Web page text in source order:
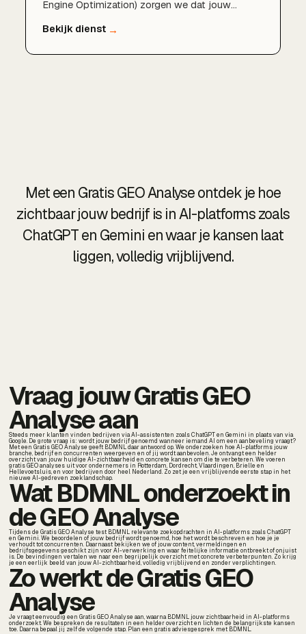
Engine Optimization) zorgen we dat jouw
antwoorden, zodat je meer klanten in je stoel
Met een Gratis GEO Analyse ontdek je hoe
zichtbaar jouw bedrijf is in AI-platforms zoals
ChatGPT en Gemini en waar je kansen laat
liggen, volledig vrijblijvend.
Vraag jouw Gratis GEO
Analyse aan
Steeds meer klanten vinden bedrijven via AI-assistenten zoals ChatGPT en Gemini in plaats van via
Google. De grote vraag is: wordt jouw bedrijf genoemd wanneer iemand AI om een aanbeveling vraagt?
Met een Gratis GEO Analyse geeft BDMNL daar antwoord op. We onderzoeken hoe AI-platforms jouw
branche, bedrijf en concurrenten weergeven en of jij wordt aanbevolen. Je ontvangt een helder
overzicht van jouw huidige AI-zichtbaarheid en concrete kansen om die te verbeteren. We voeren
gratis GEO analyses uit voor ondernemers in Rotterdam, Dordrecht, Vlaardingen, Brielle en
Hellevoetsluis, en voor bedrijven door heel Nederland. Zo zet je een vrijblijvende eerste stap in het
nieuwe AI-gedreven zoeklandschap.
Wat BDMNL onderzoekt in
de GEO Analyse
Tijdens de Gratis GEO Analyse test BDMNL relevante zoekopdrachten in AI-platforms zoals ChatGPT
en Gemini. We beoordelen of jouw bedrijf wordt genoemd, hoe het wordt beschreven en hoe je je
verhoudt tot concurrenten. Daarnaast bekijken we of jouw content, vermeldingen en
bedrijfsgegevens geschikt zijn voor AI-verwerking en waar feitelijke informatie ontbreekt of onjuist
is. De bevindingen vertalen we naar een begrijpelijk overzicht met concrete verbeterpunten. Zo krijg
je een eerlijk beeld van jouw AI-zichtbaarheid, volledig vrijblijvend en zonder verplichtingen.
Zo werkt de Gratis GEO
Analyse
Je vraagt eenvoudig een Gratis GEO Analyse aan, waarna BDMNL jouw zichtbaarheid in AI-platforms
onderzoekt. We bespreken de resultaten in een helder overzicht en lichten de belangrijkste kansen
toe. Daarna bepaal jij zelf de volgende stap. Plan een gratis adviesgesprek met BDMNL.